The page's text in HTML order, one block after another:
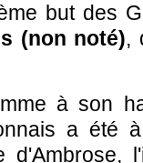
but des
(non noté),
à son
a été
d'Ambrose,